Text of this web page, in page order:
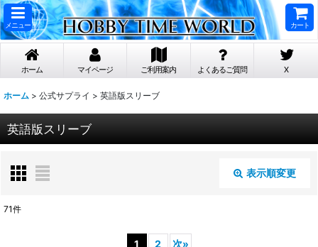
メニュー カート
ホーム マイページ ご利用案内 よくあるご質問 X
ホーム > 公式サプライ > 英語版スリーブ
英語版スリーブ
表示順変更
71件
1 2 次»